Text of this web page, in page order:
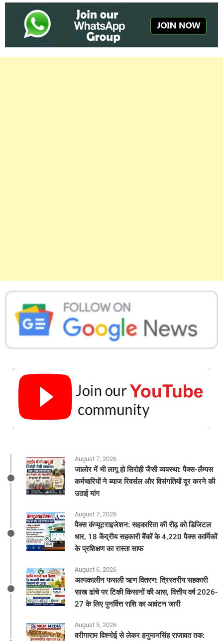
August 7, 2026
जालोर में भी लागू हो सिरोही जैसी व्यवस्था: पैक्स-लैम्पस
कर्मचारियों ने ब्याज रिवर्सल और विसंगतियों दूर करने की
उठाई मांग
August 7, 2026
पैक्स कंप्यूटराइजेशन: सहकारिता की रीढ़ को डिजिटल
धार, 18 केंद्रीय सहकारी बैंकों के 4,220 पैक्स कार्मिकों
के प्रशिक्षण का रास्ता साफ
August 6, 2026
अल्पकालीन फसली ऋण वितरण: त्रिस्तरीय सहकारी
साख ढांचे पर टिकी किसानों की आस, वित्तीय वर्ष 2026-
27 के लिए पुनर्वित्त राशि का आवंटन जारी
August 5, 2026
वरीगाराम विश्नोई से लेकर हनुमानसिंह राजावत तक: